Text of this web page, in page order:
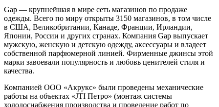
Gap — крупнейшая в мире сеть магазинов по продаже
одежды. Всего по миру открыты 3150 магазинов, в том числе
в США, Великобритании, Канаде, Франции, Ирландии,
Японии, России и других странах. Компания Gap выпускает
мужскую, женскую и детскую одежду, аксессуары и владеет
собственной парфюмерной линией. Фирменные джинсы этой
марки завоевали популярность и любовь ценителей стиля и
качества.
Компанией ООО «Акрукс» были проведены механические
работы на объектах «JTI Петро» (монтаж системы
холодоснабжения производства и проведение работ по